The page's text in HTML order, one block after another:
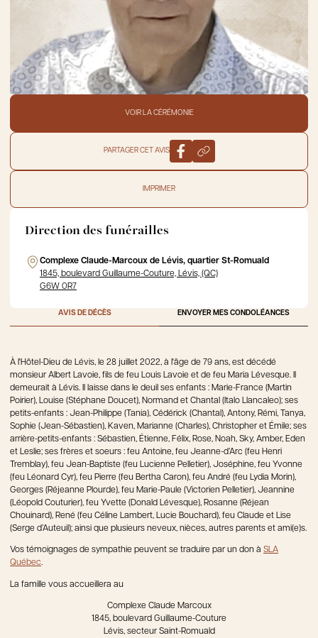
VOIR LA CÉRÉMONIE
PARTAGER CET AVIS
IMPRIMER
Direction des funérailles
Complexe Claude-Marcoux de Lévis, quartier St-Romuald
1845, boulevard Guillaume-Couture, Lévis, (QC)
G6W 0R7
AVIS DE DÉCÈS ENVOYER MES CONDOLÉANCES
À l'Hôtel-Dieu de Lévis, le 28 juillet 2022, à l'âge de 79 ans, est décédé
monsieur Albert Lavoie, fils de feu Louis Lavoie et de feu Maria Lévesque. Il
demeurait à Lévis. Il laisse dans le deuil ses enfants : Marie-France (Martin
Poirier), Louise (Stéphane Doucet), Normand et Chantal (Italo Llancaleo); ses
petits-enfants : Jean-Philippe (Tania), Cédérick (Chantal), Antony, Rémi, Tanya,
Sophie (Jean-Sébastien), Kaven, Marianne (Charles), Christopher et Émile; ses
arrière-petits-enfants : Sébastien, Étienne, Félix, Rose, Noah, Sky, Amber, Eden
et Leslie; ses frères et soeurs : feu Antoine, feu Jeanne-d’Arc (feu Henri
Tremblay), feu Jean-Baptiste (feu Lucienne Pelletier), Joséphine, feu Yvonne
(feu Léonard Cyr), feu Pierre (feu Bertha Caron), feu André (feu Lydia Morin),
Georges (Réjeanne Plourde), feu Marie-Paule (Victorien Pelletier), Jeannine
(Léopold Couturier), feu Yvette (Donald Lévesque), Rosanne (Réjean
Chouinard), René (feu Céline Lambert, Lucie Bouchard), feu Claude et Lise
(Serge d’Auteuil); ainsi que plusieurs neveux, nièces, autres parents et ami(e)s.
Vos témoignages de sympathie peuvent se traduire par un don à SLA
Québec.
La famille vous accueillera au
Complexe Claude Marcoux
1845, boulevard Guillaume-Couture
Lévis, secteur Saint-Romuald